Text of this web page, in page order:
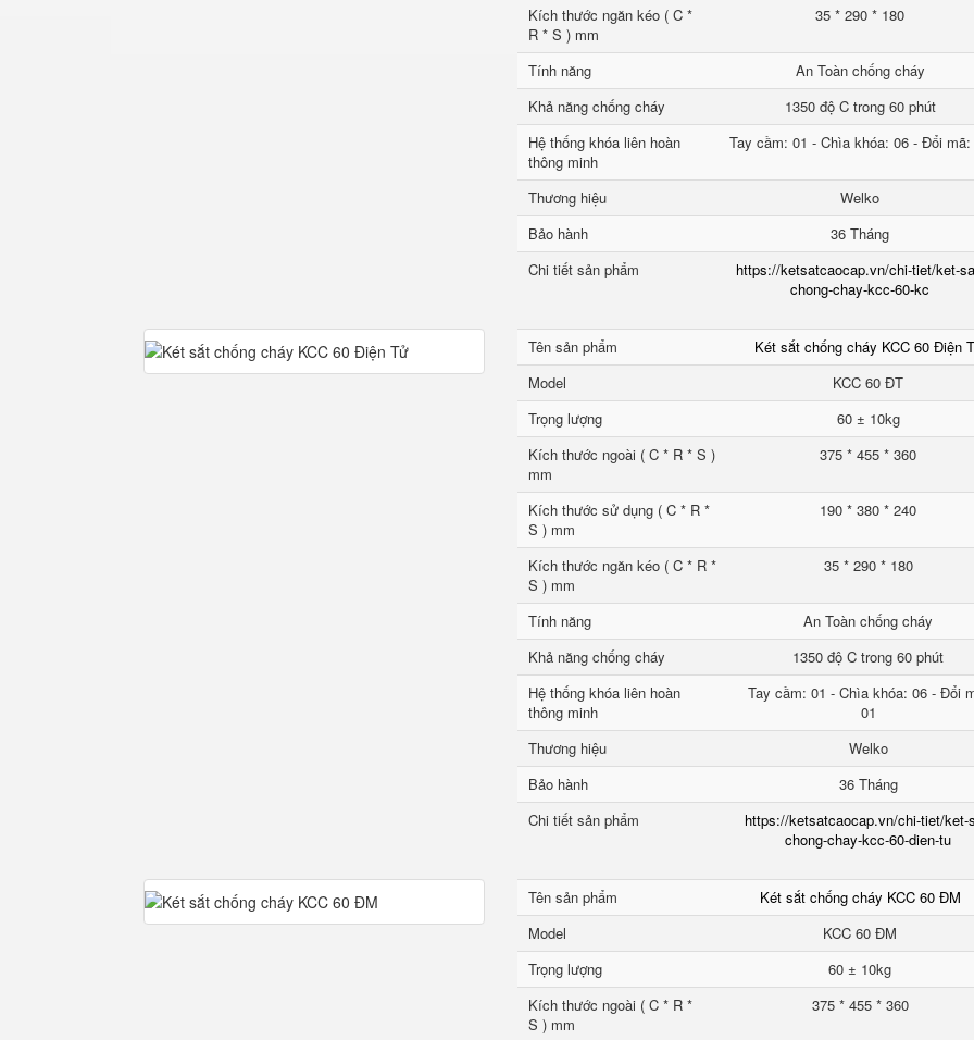
Kích thước ngăn kéo ( C *
R * S ) mm
35 * 290 * 180
Tính năng
An Toàn chống cháy
Khả năng chống cháy
1350 độ C trong 60 phút
Hệ thống khóa liên hoàn
thông minh
Tay cầm: 01 - Chìa khóa: 06 - Đổi
Thương hiệu
Welko
Bảo hành
36 Tháng
Chi tiết sản phẩm
https://ketsatcaocap.vn/chi-tiet/ket-
chong-chay-kcc-60-kc
Tên sản phẩm
Két sắt chống cháy KCC 60 Điện
Model
KCC 60 ĐT
Trọng lượng
60 ± 10kg
Kích thước ngoài ( C * R * S )
mm
375 * 455 * 360
Kích thước sử dụng ( C * R *
S ) mm
190 * 380 * 240
Kích thước ngăn kéo ( C * R *
S ) mm
35 * 290 * 180
Tính năng
An Toàn chống cháy
Khả năng chống cháy
1350 độ C trong 60 phút
Hệ thống khóa liên hoàn
thông minh
Tay cầm: 01 - Chìa khóa: 06 - Đổi
01
Thương hiệu
Welko
Bảo hành
36 Tháng
Chi tiết sản phẩm
https://ketsatcaocap.vn/chi-tiet/ket-
chong-chay-kcc-60-dien-tu
Tên sản phẩm
Két sắt chống cháy KCC 60 ĐM
Model
KCC 60 ĐM
Trọng lượng
60 ± 10kg
Kích thước ngoài ( C * R *
S ) mm
375 * 455 * 360